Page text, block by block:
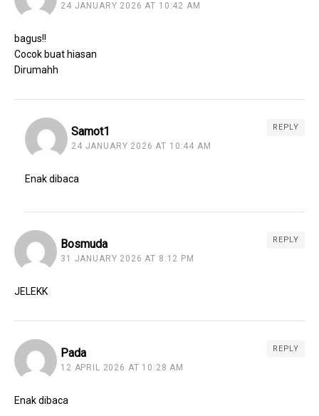
24 JANUARY 2026 AT 10:42 AM
bagus!!
Cocok buat hiasan
Dirumahh
Samot1
24 JANUARY 2026 AT 10:44 AM
REPLY
Enak dibaca
Bosmuda
31 JANUARY 2026 AT 8:12 PM
REPLY
JELEKK
Pada
12 APRIL 2026 AT 10:28 AM
REPLY
Enak dibaca